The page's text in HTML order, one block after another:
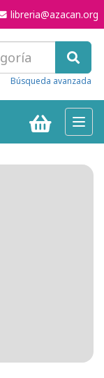
libreria@azacan.org
Búsqueda avanzada